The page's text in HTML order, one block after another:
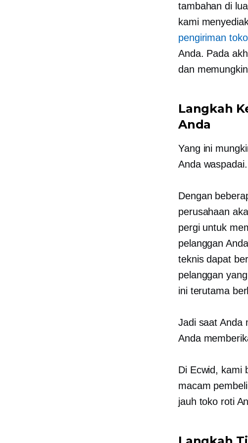
tambahan di
kami
pengiriman
Anda. Pada
dan
Langkah
Anda
Yang ini
Anda waspadai.
Dengan
perusahaan
pergi untuk
pelanggan
teknis dapat
pelanggan
ini terutama
Jadi saat Anda
Anda
Di Ecwid, kami
macam
jauh toko roti